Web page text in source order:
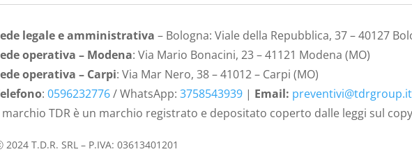
legale e amministrativa – Bologna: Viale della Repubblica, 37 – 40127
operativa – Modena: Via Mario Bonacini, 23 – 41121 Modena (MO)
operativa – Carpi: Via Mar Nero, 38 – 41012 – Carpi (MO)
:0596232776/ WhatsApp:3758543939 | Email: preventivi@tdrgroup.it
marchio TDR è un marchio registrato e depositato coperto dalle leggi sul
T.D.R. SRL – P.IVA: 03613401201